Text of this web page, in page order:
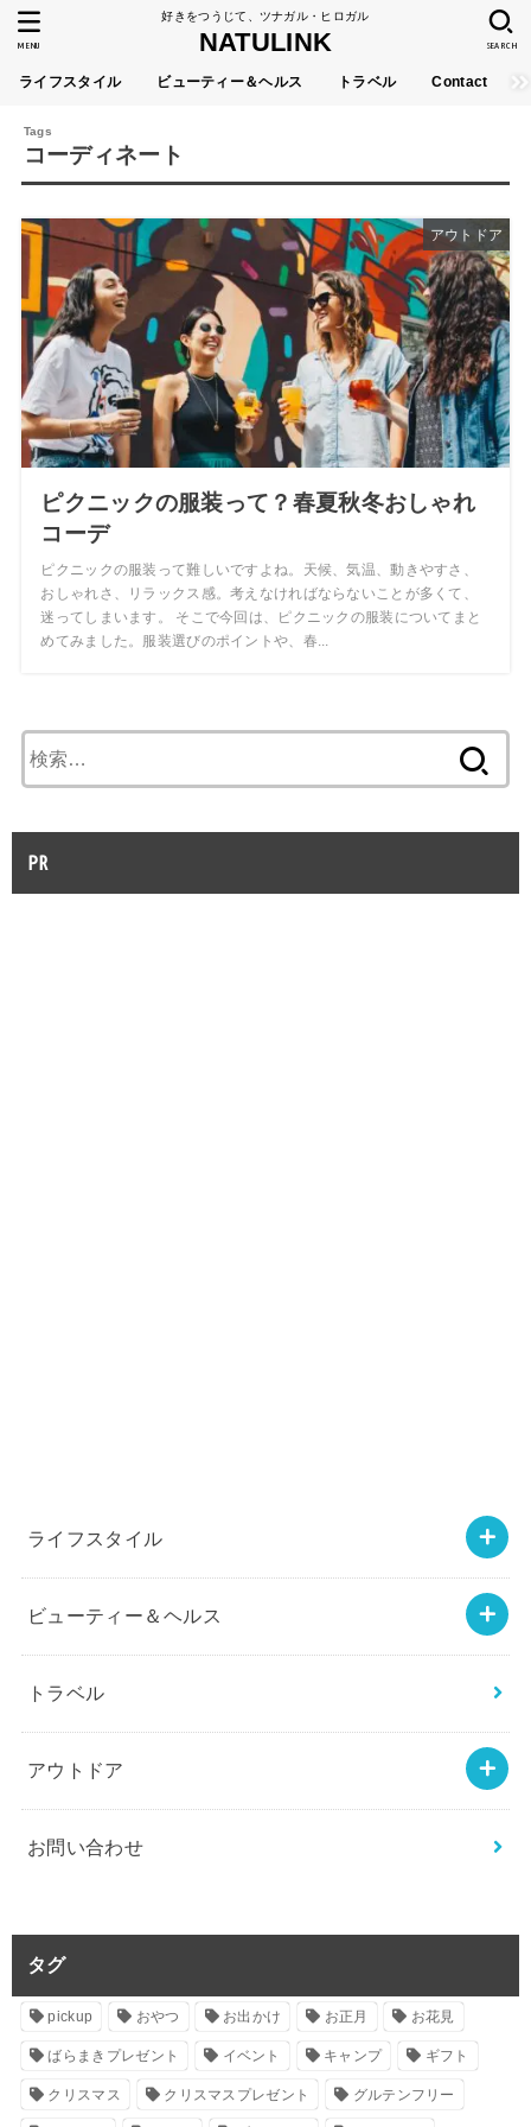
好きをつうじて、ツナガル・ヒロガル
NATULINK
ライフスタイル ビューティー＆ヘルス トラベル Contact
SEARCH
MENU
コーディネート
アウトドア
ピクニックの服装って？春夏秋冬おしゃれ
コーデ
ピクニックの服装って難しいですよね。天候、気温、動きやすさ、
おしゃれさ、リラックス感。考えなければならないことが多くて、
迷ってしまいます。 そこで今回は、ピクニックの服装についてまと
めてみました。服装選びのポイントや、春...
索:
PR
ライフスタイル
ビューティー＆ヘルス
トラベル
アウトドア
お問い合わせ
タグ
pickup おやつ お出かけ お正月 お花見
ばらまきプレゼント イベント キャンプ ギフト
クリスマス クリスマスプレゼント グルテンフリー